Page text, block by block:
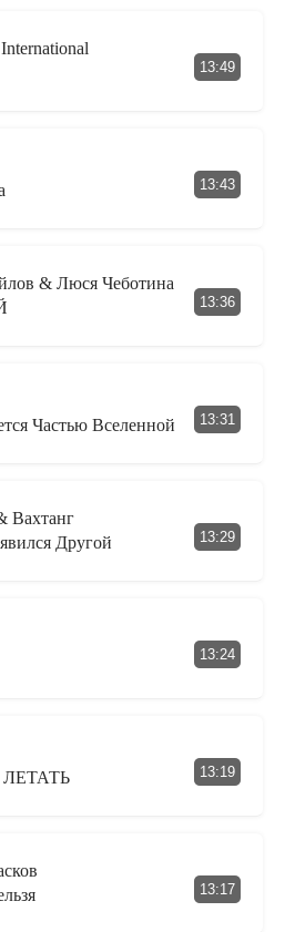
13:49
13:43
& Люся Чеботина
13:36
Частью Вселенной
13:31
Другой
13:29
13:24
13:19
13:17